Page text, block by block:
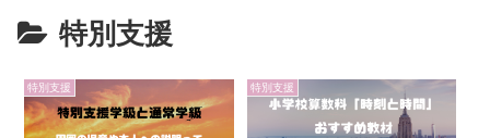
特別支援
特別支援 特別支援